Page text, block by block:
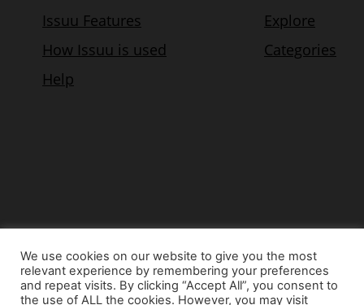
© Copyright 2015 - www.airnews.gr
We use cookies on our website to give you the most
relevant experience by remembering your preferences
and repeat visits. By clicking “Accept All”, you consent to
the use of ALL the cookies. However, you may visit